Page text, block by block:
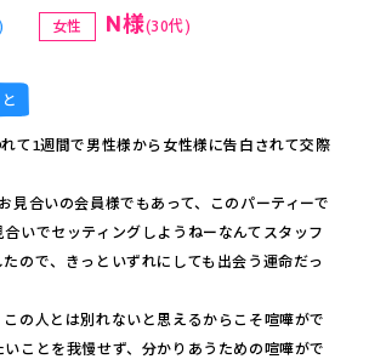
女性 N様(30代)
て1週間で男性様から女性様に告白されて交際
見合いの会員様でもあって、このパーティーで
いでセッティングしようねーなんてスタッフ
ので、きっといずれにしても出会う運命だっ
の人とは別れないと思えるからこそ喧嘩がで
ことを我慢せず、分かりあうための喧嘩がで